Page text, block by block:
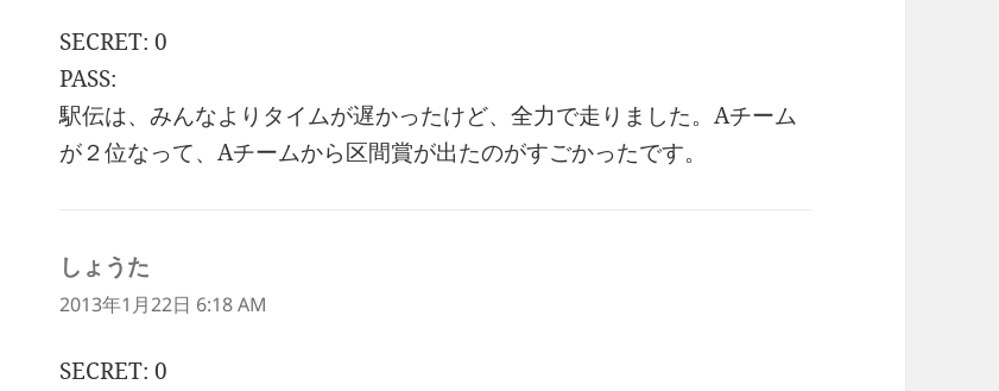
SECRET: 0
PASS:
駅伝は、みんなよりタイムが遅かったけど、全力で走りました。Aチーム
が２位なって、Aチームから区間賞が出たのがすごかったです。
しょうた
り:
2013年1月22日 6:18 AM
SECRET: 0